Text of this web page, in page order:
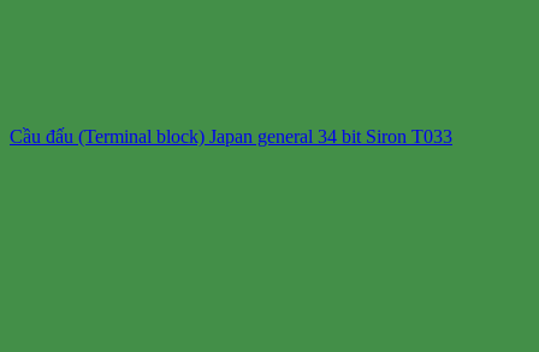
Cầu đấu (Terminal block) Japan general 34 bit Siron T033